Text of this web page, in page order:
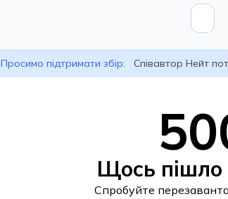
Просимо підтримати збір: Співавтор Нейт
Щось пішло
Спробуйте